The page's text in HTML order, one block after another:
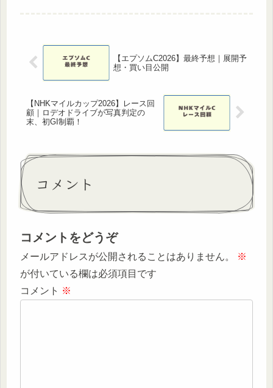
【エプソムC2026】最終予想｜展開予
想・買い目公開
【NHKマイルカップ2026】レース回
顧｜ロデオドライブが写真判定の
末、初GI制覇！
コメント
コメントをどうぞ
メールアドレスが公開されることはありません。
※
が付いている欄は必須項目です
コメント ※